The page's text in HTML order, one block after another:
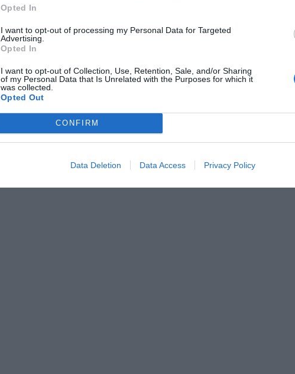
Opted In
I want to opt-out of processing my Personal Data for Targeted
Advertising.
Opted In
I want to opt-out of Collection, Use, Retention, Sale, and/or Sharing
of my Personal Data that Is Unrelated with the Purposes for which it
was collected.
Opted Out
CONFIRM
Data Deletion Data Access Privacy Policy